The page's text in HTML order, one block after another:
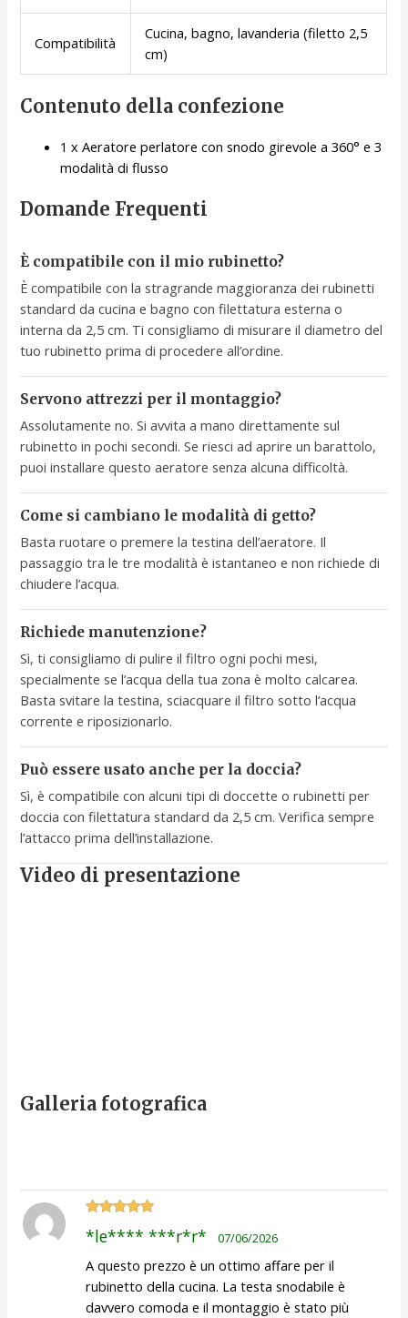
Compatibilità
Cucina, bagno, lavanderia (filetto 2,5
cm)
Contenuto della confezione
1 x Aeratore perlatore con snodo girevole a 360° e 3
modalità di flusso
Domande Frequenti
È compatibile con il mio rubinetto?
È compatibile con la stragrande maggioranza dei rubinetti
standard da cucina e bagno con filettatura esterna o
interna da 2,5 cm. Ti consigliamo di misurare il diametro del
tuo rubinetto prima di procedere all’ordine.
Servono attrezzi per il montaggio?
Assolutamente no. Si avvita a mano direttamente sul
rubinetto in pochi secondi. Se riesci ad aprire un barattolo,
puoi installare questo aeratore senza alcuna difficoltà.
Come si cambiano le modalità di getto?
Basta ruotare o premere la testina dell’aeratore. Il
passaggio tra le tre modalità è istantaneo e non richiede di
chiudere l’acqua.
Richiede manutenzione?
Sì, ti consigliamo di pulire il filtro ogni pochi mesi,
specialmente se l’acqua della tua zona è molto calcarea.
Basta svitare la testina, sciacquare il filtro sotto l’acqua
corrente e riposizionarlo.
Può essere usato anche per la doccia?
Sì, è compatibile con alcuni tipi di doccette o rubinetti per
doccia con filettatura standard da 2,5 cm. Verifica sempre
l’attacco prima dell’installazione.
Video di presentazione
Galleria fotografica
su 5
*le**** ***r*r* 07/06/2026
A questo prezzo è un ottimo affare per il
rubinetto della cucina. La testa snodabile è
davvero comoda e il montaggio è stato più